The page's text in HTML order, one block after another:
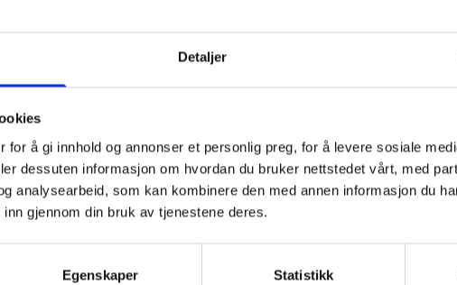
Detaljer
for å gi innhold og annonser et personlig preg, for å levere sosiale
dessuten informasjon om hvordan du bruker nettstedet vårt, med
analysearbeid, som kan kombinere den med annen informasjon du
gjennom din bruk av tjenestene deres.
Egenskaper Statistikk
–